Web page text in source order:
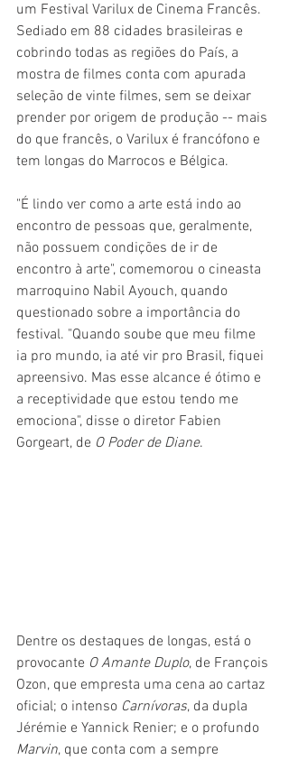
um Festival Varilux de Cinema Francês.
Sediado em 88 cidades brasileiras e
cobrindo todas as regiões do País, a
mostra de filmes conta com apurada
seleção de vinte filmes, sem se deixar
prender por origem de produção -- mais
do que francês, o Varilux é francófono e
tem longas do Marrocos e Bélgica.
"É lindo ver como a arte está indo ao
encontro de pessoas que, geralmente,
não possuem condições de ir de
encontro à arte", comemorou o cineasta
marroquino Nabil Ayouch, quando
questionado sobre a importância do
festival. "Quando soube que meu filme
ia pro mundo, ia até vir pro Brasil, fiquei
apreensivo. Mas esse alcance é ótimo e
a receptividade que estou tendo me
emociona", disse o diretor Fabien
Gorgeart, de O Poder de Diane.
Dentre os destaques de longas, está o
provocante O Amante Duplo, de François
Ozon, que empresta uma cena ao cartaz
oficial; o intenso Carnívoras, da dupla
Jérémie e Yannick Renier; e o profundo
Marvin, que conta com a sempre